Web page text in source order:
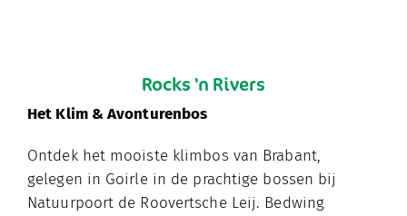
Rocks 'n Rivers
Het Klim & Avonturenbos
Ontdek het mooiste klimbos van Brabant,
gelegen in Goirle in de prachtige bossen bij
Natuurpoort de Roovertsche Leij. Bedwing